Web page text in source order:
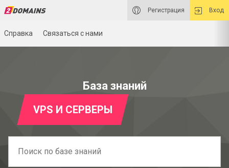
Регистрация Вход
Справка Связаться с нами
База знаний
VPS И СЕРВЕРЫ